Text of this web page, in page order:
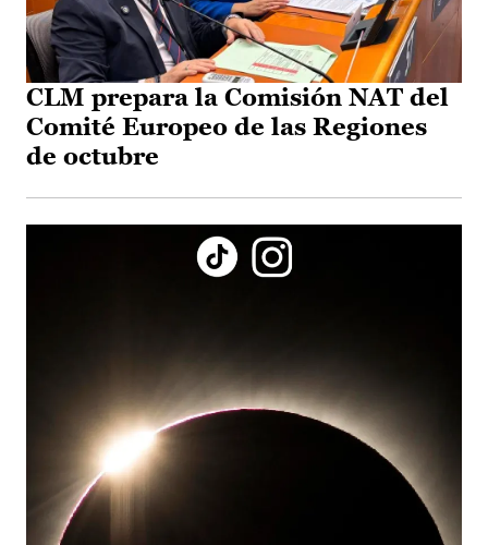
CLM prepara la Comisión NAT del
Comité Europeo de las Regiones
de octubre